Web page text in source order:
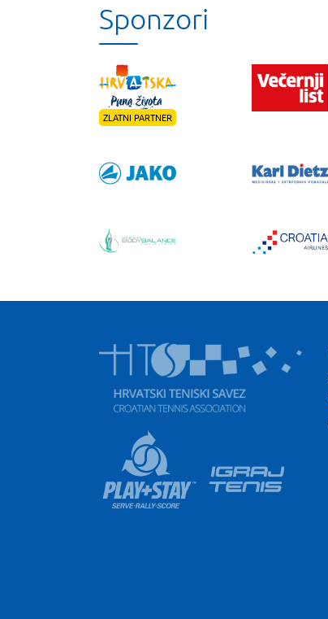
Sponzori
ZLATNI PARTNER